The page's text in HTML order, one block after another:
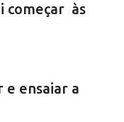
começar às
e ensaiar a